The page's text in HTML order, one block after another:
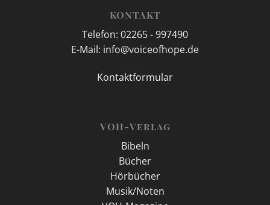
KONTAKT
Telefon: 02265 - 997490
E-Mail: info@voiceofhope.de
Kontaktformular
VOH-Verlag
Bibeln
Bücher
Hörbücher
Musik/Noten